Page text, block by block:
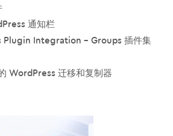
通知栏
Plugin Integration – Groups 插件集
WordPress 迁移和复制器